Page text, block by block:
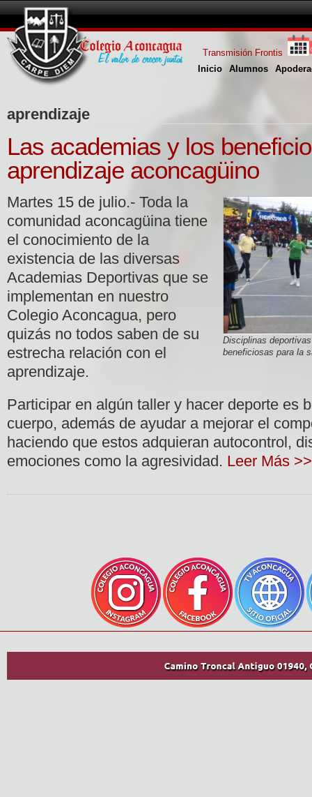
Inicio Alumnos
Transmisión Frontis
aprendizaje
Las academias y los
aprendizaje aconcagüino
Disciplinas
beneficiosas para la
Martes 15 de julio.- Toda la
comunidad aconcagüina tiene
el conocimiento de la
existencia de las diversas
Academias Deportivas que se
implementan en nuestro
Colegio Aconcagua, pero
quizás no todos saben de su
estrecha relación con el
aprendizaje.
Participar en algún taller y hacer deporte es
cuerpo, además de ayudar a mejorar el
haciendo que estos adquieran autocontrol,
emociones como la agresividad. Leer Más >>